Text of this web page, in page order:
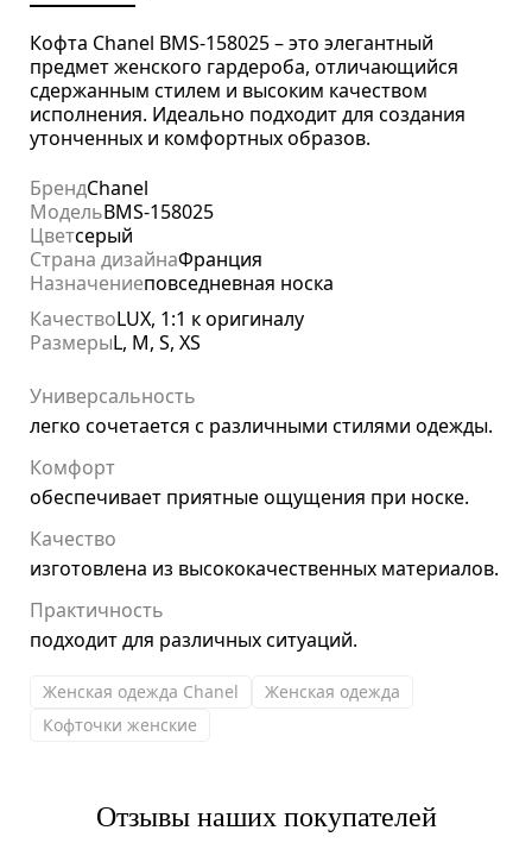
Кофта Chanel BMS-158025 – это элегантный
предмет женского гардероба, отличающийся
сдержанным стилем и высоким качеством
исполнения. Идеально подходит для создания
утонченных и комфортных образов.
БрендChanel
МодельBMS-158025
Цветсерый
Страна дизайнаФранция
Назначениеповседневная носка
КачествоLUX, 1:1 к оригиналу
РазмерыL, M, S, XS
Универсальность
легко сочетается с различными стилями одежды.
Комфорт
обеспечивает приятные ощущения при носке.
Качество
изготовлена из высококачественных материалов.
Практичность
подходит для различных ситуаций.
Женская одежда Chanel
Женская одежда
Кофточки женские
Отзывы наших покупателей